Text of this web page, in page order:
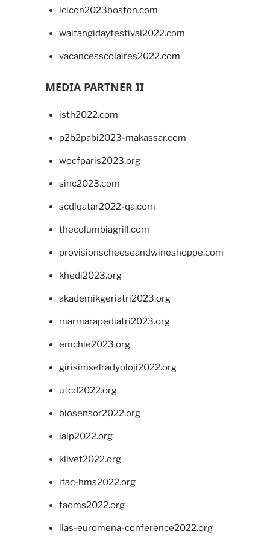
lcicon2023boston.com
waitangidayfestival2022.com
vacancesscolaires2022.com
MEDIA PARTNER II
isth2022.com
p2b2pabi2023-makassar.com
wocfparis2023.org
sinc2023.com
scdlqatar2022-qa.com
thecolumbiagrill.com
provisionscheeseandwineshoppe.com
khedi2023.org
akademikgeriatri2023.org
marmarapediatri2023.org
emchie2023.org
girisimselradyoloji2022.org
utcd2022.org
biosensor2022.org
ialp2022.org
klivet2022.org
ifac-hms2022.org
taoms2022.org
iias-euromena-conference2022.org